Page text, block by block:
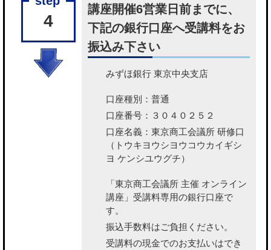
4
講座開催6営業日前までに、
下記の銀行口座へ受講料をお
振込み下さい
みずほ銀行 東京中央支店
口座種別：普通
口座番号：３０４０２５２
口座名義：東京商工会議所 研修口
（トウキヨウシヨウコウカイギシ
ヨ ケンシユウグチ）
「東京商工会議所 主催 オンライン
講座」受講料専用の銀行口座で
す。
振込手数料はご負担ください。
受講料の現金でのお支払いはでき